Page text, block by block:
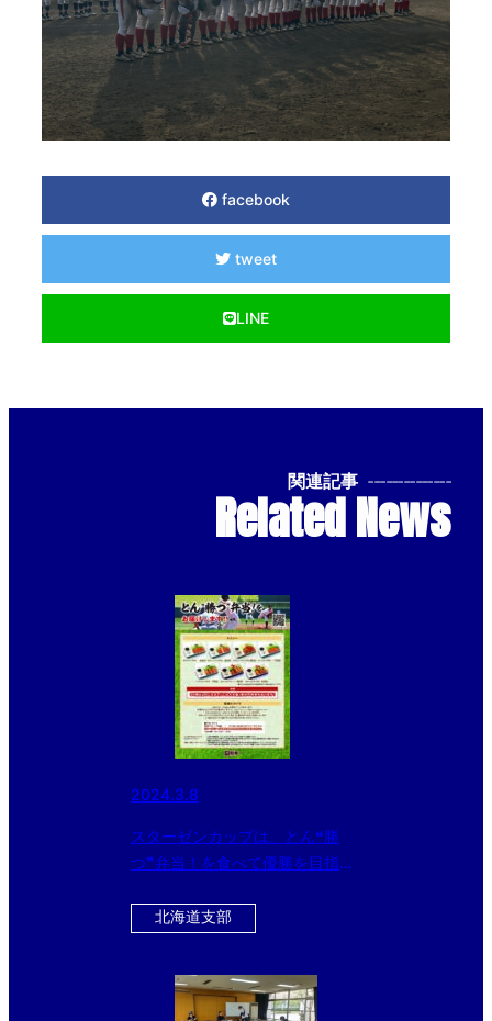
facebook
tweet
LINE
関連記事 --------------
Related News
2024.3.8
スターゼンカップは、とん❝勝
つ❞弁当！を食べて優勝を目指そ
北海道支部